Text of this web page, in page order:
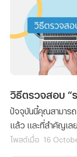
ปัจจุบันนี้คุณสามารถ
แล้ว และที่สำคัญเลย
24 ชั่วโมง โดยที่ไม่
โพสต์เมื่อ 16